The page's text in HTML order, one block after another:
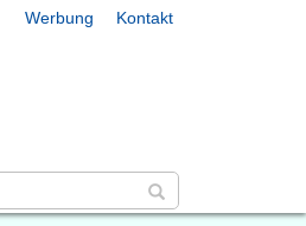
Werbung Kontakt